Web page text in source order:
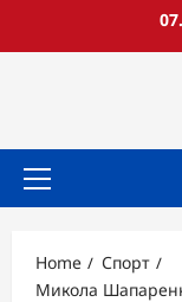
Primary
Home
Спорт
Микола